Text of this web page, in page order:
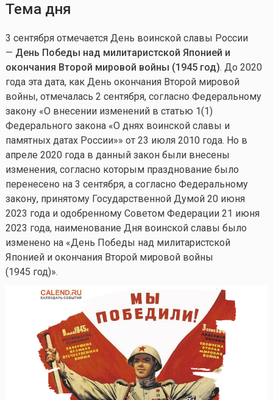
Тема дня
3 сентября отмечается День воинской славы России
— День Победы над милитаристской Японией и
окончания Второй мировой войны (1945 год). До 2020
года эта дата, как День окончания Второй мировой
войны, отмечалась 2 сентября, согласно Федеральному
закону «О внесении изменений в статью 1(1)
Федерального закона «О днях воинской славы и
памятных датах России»» от 23 июля 2010 года. Но в
апреле 2020 года в данный закон были внесены
изменения, согласно которым празднование было
перенесено на 3 сентября, а согласно Федеральному
закону, принятому Государственной Думой 20 июня
2023 года и одобренному Советом Федерации 21 июня
2023 года, наименование Дня воинской славы было
изменено на «День Победы над милитаристской
Японией и окончания Второй мировой войны
(1945 год)».